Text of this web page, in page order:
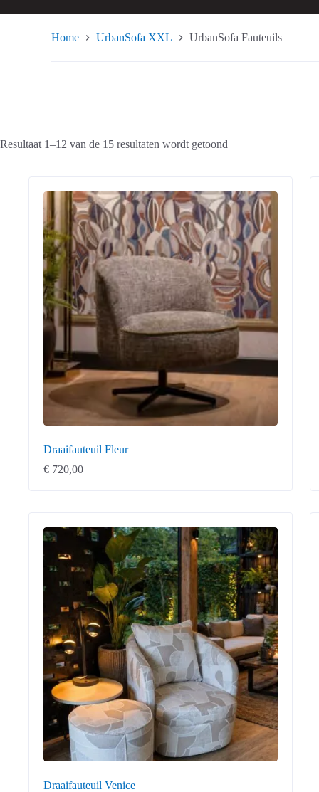
Home UrbanSofa XXL UrbanSofa Fauteuils
Resultaat 1–12 van de 15 resultaten wordt getoond
Draaifauteuil Fleur
€ 720,00
Draaifauteuil Venice